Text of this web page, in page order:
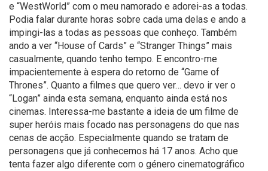
e “WestWorld” com o meu namorado e adorei-as a todas.
Podia falar durante horas sobre cada uma delas e ando a
impingi-las a todas as pessoas que conheço. Também
ando a ver “House of Cards” e “Stranger Things” mais
casualmente, quando tenho tempo. E encontro-me
impacientemente à espera do retorno de “Game of
Thrones”. Quanto a filmes que quero ver… devo ir ver o
“Logan” ainda esta semana, enquanto ainda está nos
cinemas. Interessa-me bastante a ideia de um filme de
super heróis mais focado nas personagens do que nas
cenas de acção. Especialmente quando se tratam de
personagens que já conhecemos há 17 anos. Acho que
tenta fazer algo diferente com o género cinematográfico